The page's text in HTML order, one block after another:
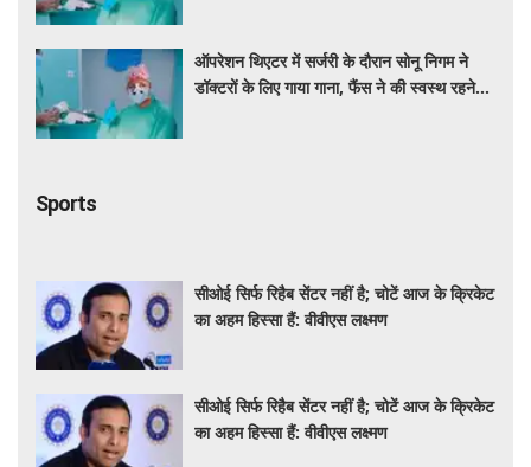
ऑपरेशन थिएटर में सर्जरी के दौरान सोनू निगम ने
डॉक्टरों के लिए गाया गाना, फैंस ने की स्वस्थ रहने
Sports
सीओई सिर्फ रिहैब सेंटर नहीं है; चोटें आज के क्रिकेट
का अहम हिस्सा हैं: वीवीएस लक्ष्मण
सीओई सिर्फ रिहैब सेंटर नहीं है; चोटें आज के क्रिकेट
का अहम हिस्सा हैं: वीवीएस लक्ष्मण